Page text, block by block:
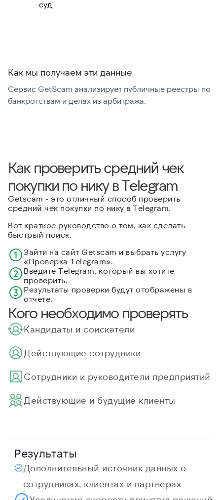
суд
Как мы получаем эти данные
Сервис GetScam анализирует публичные реестры по
банкротствам и делах из арбитража.
Как проверить cредний чек
покупки по нику в Telegram
Getscam - это отличный способ проверить
cредний чек покупки по нику в Telegram.
Вот краткое руководство о том, как сделать
быстрый поиск.
Зайти на сайт Getscam и выбрать услугу
«Проверка Telegram».
Введите Telegram, который вы хотите
проверить.
Результаты проверки будут отображены в
отчете.
Кого необходимо проверять
Кандидаты и соискатели
Действующие сотрудники
Cотрудники и руководители предприятий
Действующие и будущие клиенты
Результаты
Дополнительный источник данных о
сотрудниках, клиентах и партнерах